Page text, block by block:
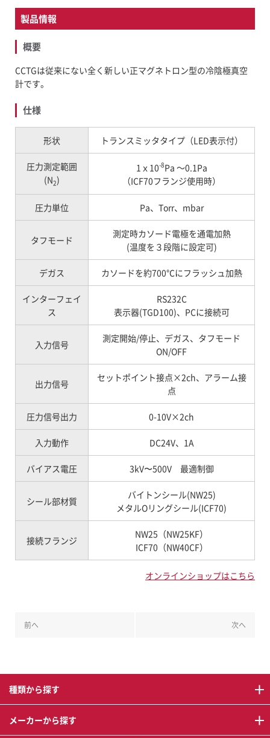
製品情報
概要
CCTGは従来にない全く新しい正マグネトロン型の冷陰極真空
計です。
仕様
形状 トランスミッタタイプ（LED表示付）
圧力測定範囲
(N2)
1ｘ10-8Pa ～0.1Pa
（ICF70フランジ使用時）
圧力単位 Pa、Torr、mbar
タフモード
測定時カソード電極を通電加熱
(温度を３段階に設定可)
デガス カソードを約700℃にフラッシュ加熱
インターフェイ
ス
RS232C
表示器(TGD100)、PCに接続可
入力信号
測定開始/停止、デガス、タフモード
ON/OFF
出力信号
セットポイント接点×2ch、アラーム接
点
圧力信号出力 0-10V×2ch
入力動作 DC24V、1A
バイアス電圧 3kV〜500V 最適制御
シール部材質
バイトンシール(NW25)
メタルOリングシール(ICF70)
接続フランジ
NW25（NW25KF）
ICF70（NW40CF）
オンラインショップはこちら
前へ 次へ
種類から探す
メーカーから探す